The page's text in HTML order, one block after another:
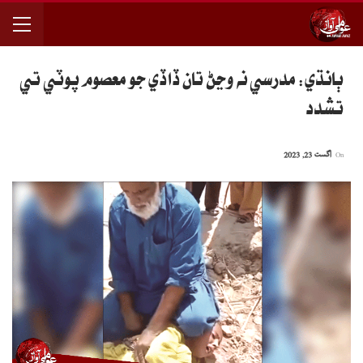
ٻانڌي: مدرسي نه وڃڻ تان ڏاڏي جو معصوم پوٽي تي
تشدد
اگست 23, 2023